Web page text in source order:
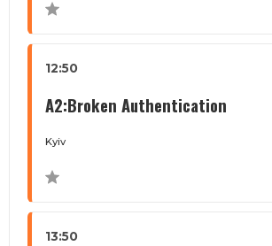
12:50
A2:Broken Authentication
Kyiv
13:50